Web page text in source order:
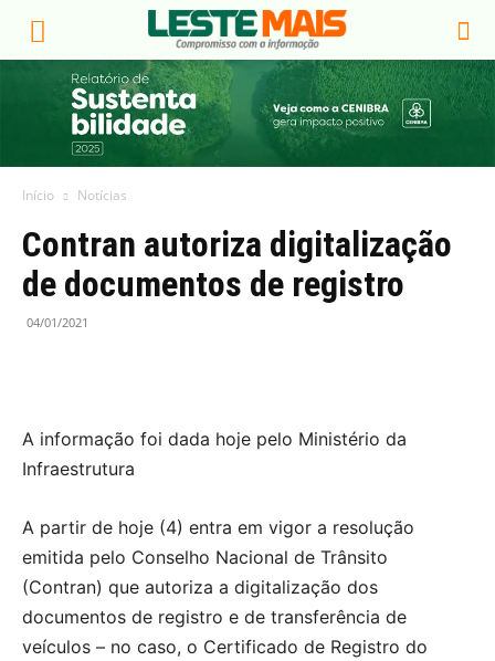
Início Notícias
Contran autoriza digitalização
de documentos de registro
04/01/2021
A informação foi dada hoje pelo Ministério da
Infraestrutura
A partir de hoje (4) entra em vigor a resolução
emitida pelo Conselho Nacional de Trânsito
(Contran) que autoriza a digitalização dos
documentos de registro e de transferência de
veículos – no caso, o Certificado de Registro do